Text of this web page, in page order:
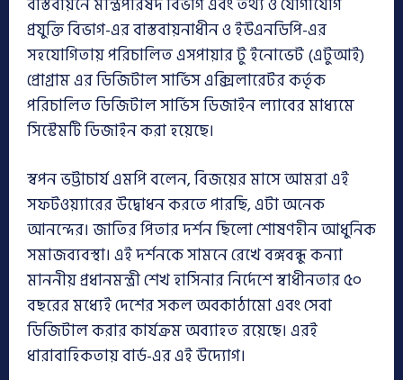
বাস্তবায়নে মন্ত্রিপরিষদ বিভাগ এবং তথ্য ও যোগাযোগ
প্রযুক্তি বিভাগ-এর বাস্তবায়নাধীন ও ইউএনডিপি-এর
সহযোগিতায় পরিচালিত এসপায়ার টু ইনোভেট (এটুআই)
প্রোগ্রাম এর ডিজিটাল সার্ভিস এক্সিলারেটর কর্তৃক
পরিচালিত ডিজিটাল সার্ভিস ডিজাইন ল্যাবের মাধ্যমে
সিস্টেমটি ডিজাইন করা হয়েছে।
স্বপন ভট্টাচার্য এমপি বলেন, বিজয়ের মাসে আমরা এই
সফটওয়্যারের উদ্বোধন করতে পারছি, এটা অনেক
আনন্দের। জাতির পিতার দর্শন ছিলো শোষণহীন আধুনিক
সমাজব্যবস্থা। এই দর্শনকে সামনে রেখে বঙ্গবন্ধু কন্যা
মাননীয় প্রধানমন্ত্রী শেখ হাসিনার নির্দেশে স্বাধীনতার ৫০
বছরের মধ্যেই দেশের সকল অবকাঠামো এবং সেবা
ডিজিটাল করার কার্যক্রম অব্যাহত রয়েছে। এরই
ধারাবাহিকতায় বার্ড-এর এই উদ্যোগ।